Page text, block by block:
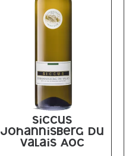
Siccus
Johannisberg du
Valais AOC